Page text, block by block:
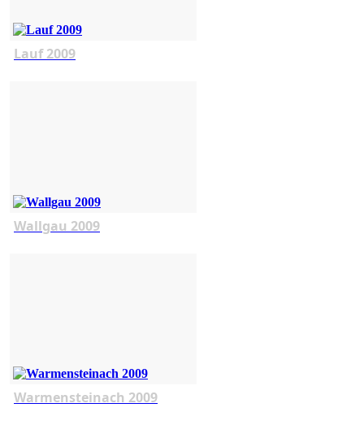
Lauf 2009
Wallgau 2009
Warmensteinach 2009